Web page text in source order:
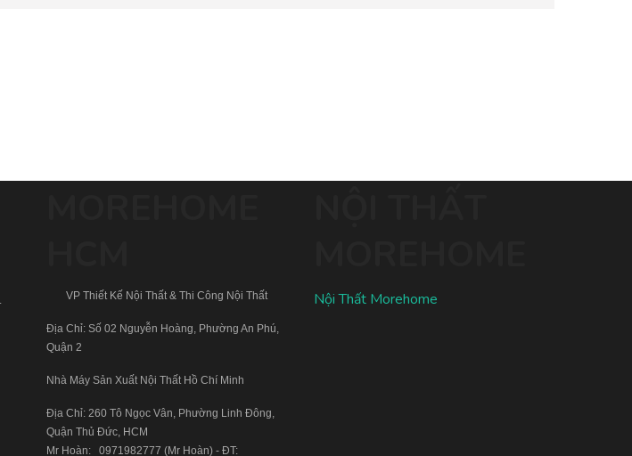
VP Thiết Kế Nội Thất & Thi Công Nội Thất
Địa Chỉ: Số 02 Nguyễn Hoàng, Phường An Phú,
Quận 2
Nhà Máy Sản Xuất Nội Thất Hồ Chí Minh
Địa Chỉ: 260 Tô Ngọc Vân, Phường Linh Đông,
Quận Thủ Đức, HCM
Mr Hoàn: 0971982777 (Mr Hoàn) - ĐT:
Nội Thất Morehome